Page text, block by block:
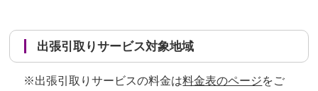
出張引取りサービス対象地域
※出張引取りサービスの料金は料金表のページをご